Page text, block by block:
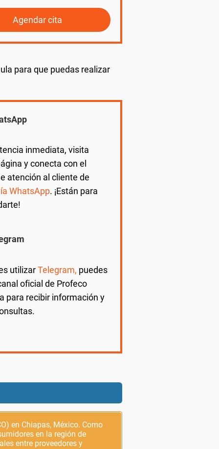
Agendar cita
para que puedas realizar
inmediata, visita
y conecta con el
atención al cliente de
WhatsApp. ¡Están para
utilizarTelegram, puedes
oficial de Profeco
para recibir información y
en Chiapas, México. Como
en la región de
entre proveedores y